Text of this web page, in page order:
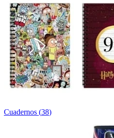
Cuadernos (38)